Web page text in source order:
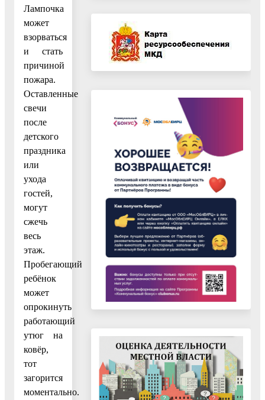
Лампочка
может
взорваться
и стать
причиной
пожара.
Оставленные
свечи
после
детского
праздника
или
ухода
гостей,
могут
сжечь
весь
этаж.
Пробегающий
ребёнок
может
опрокинуть
работающий
утюг на
ковёр,
тот
загорится
моментально.